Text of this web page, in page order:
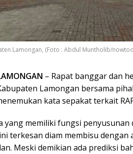
Lamongan, (Foto : Abdul Muntholib/
– Rapat banggar dan
Lamongan bersama
kata sepakat terkait
yang memiliki fungsi penyusunan
terkesan diam membisu
Meski demikian ada prediksi